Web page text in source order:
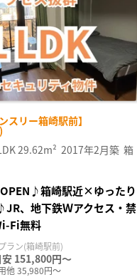
スリー箱崎駅前】
29.62m² 2017年2月築 箱
箱崎駅近×ゆったり
、地下鉄Ｗアクセス・禁
Fi無料
ラン(箱崎駅前)
安 151,800円～
他 35,980円～